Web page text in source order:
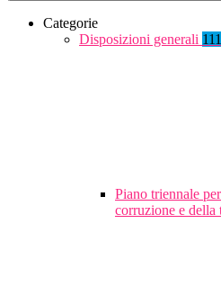
Categorie
Disposizioni generali 111
Piano triennale
corruzione e della